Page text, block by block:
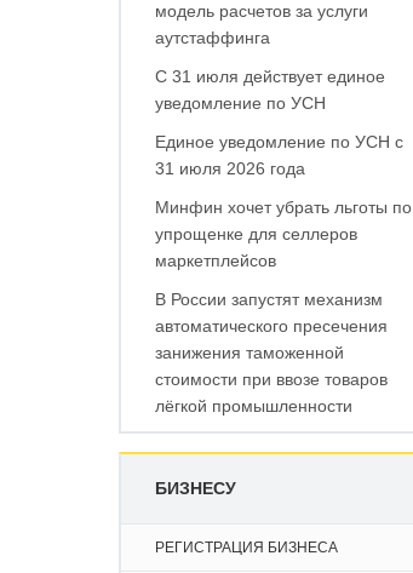
модель расчетов за услуги
аутстаффинга
С 31 июля действует единое
уведомление по УСН
Единое уведомление по УСН с
31 июля 2026 года
Минфин хочет убрать льготы по
упрощенке для селлеров
маркетплейсов
В России запустят механизм
автоматического пресечения
занижения таможенной
стоимости при ввозе товаров
лёгкой промышленности
БИЗНЕСУ
РЕГИСТРАЦИЯ БИЗНЕСА